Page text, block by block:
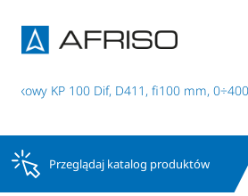
KP 100 Dif, D411, fi100 mm,
Przeglądaj katalog produktów